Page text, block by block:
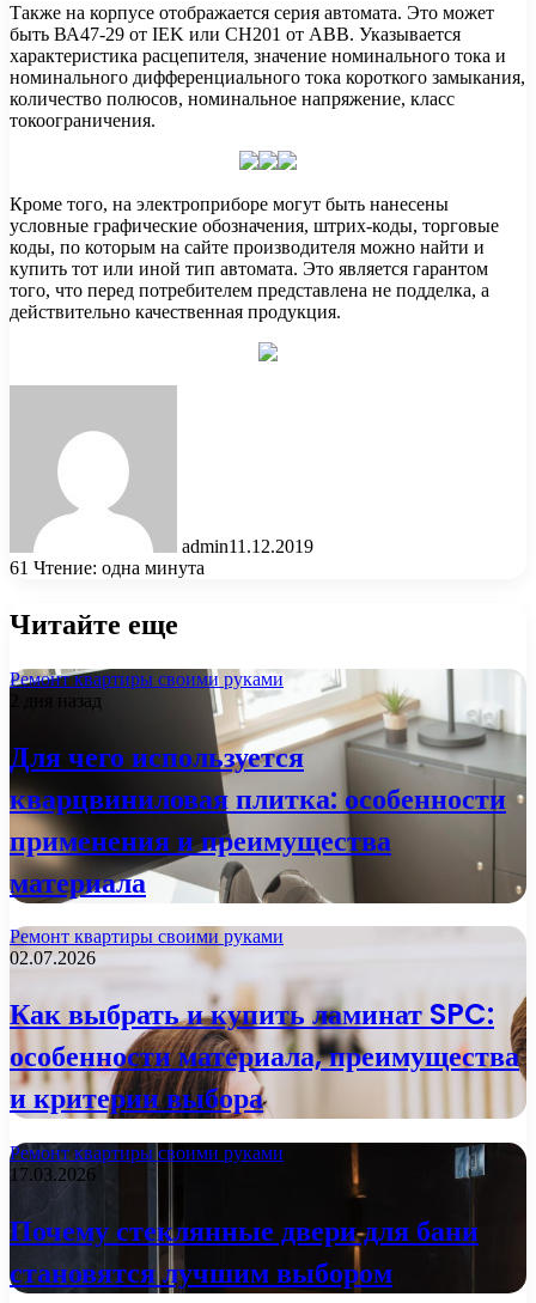
Также на корпусе отображается серия автомата. Это может
быть ВА47-29 от IEK или СH201 от ABB. Указывается
характеристика расцепителя, значение номинального тока и
номинального дифференциального тока короткого замыкания,
количество полюсов, номинальное напряжение, класс
токоограничения.
Кроме того, на электроприборе могут быть нанесены
условные графические обозначения, штрих-коды, торговые
коды, по которым на сайте производителя можно найти и
купить тот или иной тип автомата. Это является гарантом
того, что перед потребителем представлена не подделка, а
действительно качественная продукция.
admin11.12.2019
61 Чтение: одна минута
Читайте еще
Ремонт квартиры своими руками
2 дня назад
Для чего используется
кварцвиниловая плитка: особенности
применения и преимущества
материала
Ремонт квартиры своими руками
02.07.2026
Как выбрать и купить ламинат SPC:
особенности материала, преимущества
и критерии выбора
Ремонт квартиры своими руками
17.03.2026
Почему стеклянные двери для бани
становятся лучшим выбором